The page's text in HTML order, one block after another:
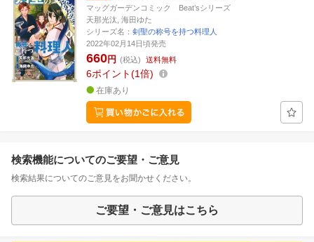
マッグガーデンコミック Beat’sシリーズ
天那光汰, 海田ゆた
シリーズ名： 剣聖の称号を持つ料理人
2022年02月14日頃発売
660円 (税込) 送料無料
6ポイント 1倍
在庫あり
検索機能についてのご要望・ご意見
検索結果についてのご意見をお聞かせください。
ご要望・ご意見はこちら